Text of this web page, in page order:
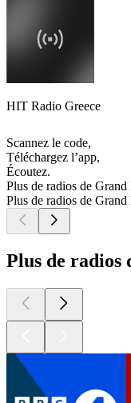
HIT Radio Greece
Scannez le code,
Téléchargez l’app,
Écoutez.
Plus de radios de Grand
Plus de radios de Grand
Plus de radios